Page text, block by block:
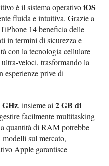
è il sistema operativoiOS
fluida e intuitiva. Grazie a
14 beneficia delle
in termini di sicurezza e
con la tecnologia cellulare
veloci, trasformando la
esperienze prive di
GHz, insieme ai2 GB di
facilmente multitasking
quantità di RAM potrebbe
modelli sul mercato,
Apple garantisce